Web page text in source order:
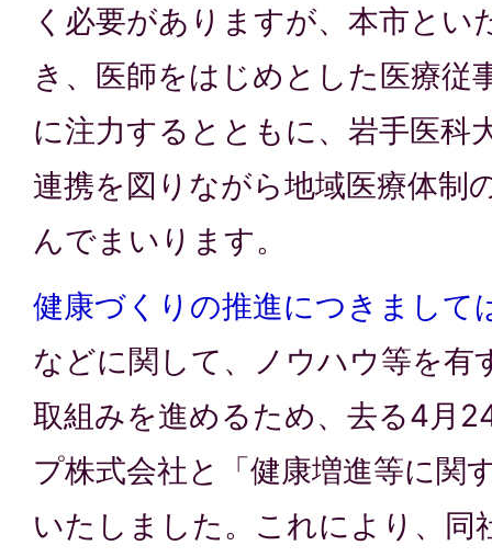
く必要がありますが、本市とい
き、医師をはじめとした医療従
に注力するとともに、岩手医科
連携を図りながら地域医療体制
んでまいります。
健康づくりの推進につきまして
などに関して、ノウハウ等を有
取組みを進めるため、去る4月
プ株式会社と「健康増進等に関
いたしました。これにより、同